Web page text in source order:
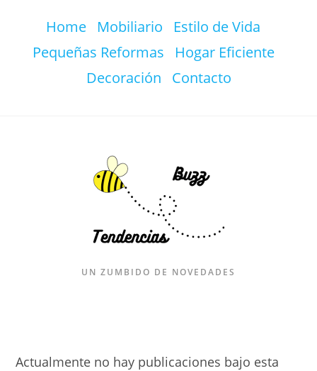
Home Mobiliario
Estilo de Vida
Pequeñas Reformas
Hogar Eficiente
Decoración
Contacto
UN ZUMBIDO DE NOVEDADES
Actualmente no hay publicaciones bajo esta